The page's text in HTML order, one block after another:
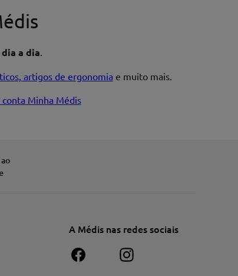
a dia
artigos de ergonomia e muito mais.
conta Minha Médis
A Médis nas redes sociais